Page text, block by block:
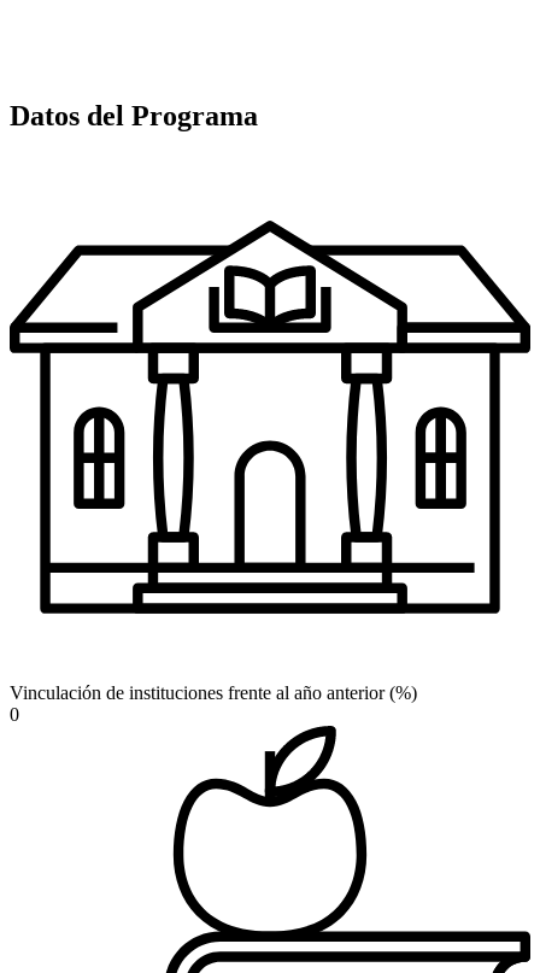
Datos del Programa
Vinculación de instituciones frente al año anterior (%)
0